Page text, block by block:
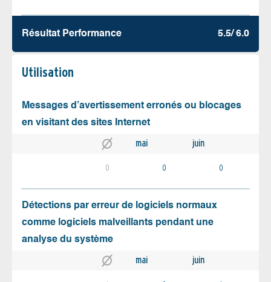
Résultat Performance 5.5/ 6.0
Utilisation
Messages d’avertissement erronés ou blocages
en visitant des sites Internet
mai juin
0 0 0
Détections par erreur de logiciels normaux
comme logiciels malveillants pendant une
analyse du système
mai juin